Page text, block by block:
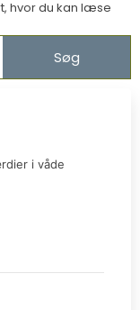
hvor du kan læse
i våde